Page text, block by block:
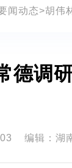
闻动态>胡伟
德调
编辑：湖